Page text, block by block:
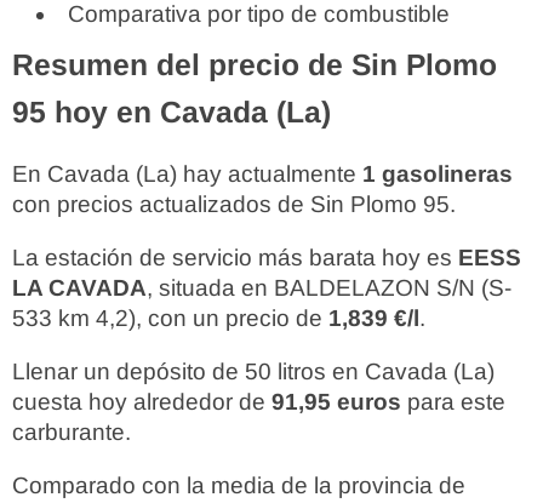
Comparativa por tipo de combustible
Resumen del precio de Sin Plomo
95 hoy en Cavada (La)
En Cavada (La) hay actualmente 1 gasolineras
con precios actualizados de Sin Plomo 95.
La estación de servicio más barata hoy es EESS
LA CAVADA, situada en BALDELAZON S/N (S-
533 km 4,2), con un precio de 1,839 €/l.
Llenar un depósito de 50 litros en Cavada (La)
cuesta hoy alrededor de 91,95 euros para este
carburante.
Comparado con la media de la provincia de